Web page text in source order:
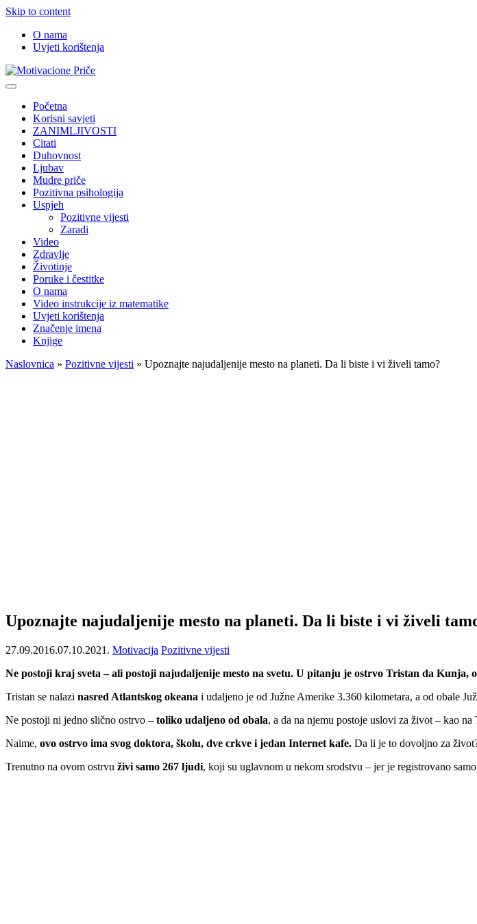
Skip to content
O nama
Uvjeti korištenja
Početna
Korisni savjeti
ZANIMLJIVOSTI
Citati
Duhovnost
Ljubav
Mudre priče
Pozitivna psihologija
Uspjeh
Pozitivne vijesti
Zaradi
Video
Zdravlje
Životinje
Poruke i čestitke
O nama
Video instrukcije iz matematike
Uvjeti korištenja
Značenje imena
Knjige
Naslovnica » Pozitivne vijesti » Upoznajte najudaljenije mesto na planeti. Da li biste i vi živeli tamo?
Upoznajte najudaljenije mesto na planeti. Da li biste i vi živeli
27.09.2016.07.10.2021. Motivacija Pozitivne vijesti
Ne postoji kraj sveta – ali postoji najudaljenije mesto na svetu. U pitanju je ostrvo Tristan da Kunja,
Tristan se nalazi nasred Atlantskog okeana i udaljeno je od Južne Amerike 3.360 kilometara, a od obale
Ne postoji ni jedno slično ostrvo – toliko udaljeno od obala, a da na njemu postoje uslovi za život – kao na
Naime, ovo ostrvo ima svog doktora, školu, dve crkve i jedan Internet kafe. Da li je to dovoljno za
Trenutno na ovom ostrvu živi samo 267 ljudi, koji su uglavnom u nekom srodstvu – jer je registrovano